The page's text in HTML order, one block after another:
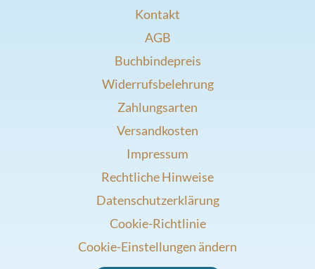
Kontakt
AGB
Buchbindepreis
Widerrufsbelehrung
Zahlungsarten
Versandkosten
Impressum
Rechtliche Hinweise
Datenschutzerklärung
Cookie-Richtlinie
Cookie-Einstellungen ändern